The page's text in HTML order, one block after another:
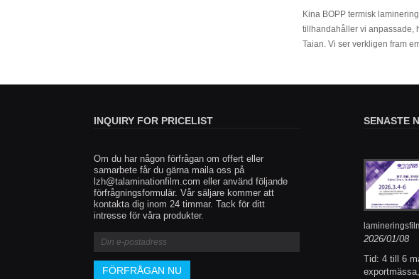
Kina BOPP termisk
tillhandahåller vi anpassade,
Taian. Vi ser verkligen fram
INQUIRY FOR PRICELIST
Om du har någon förfrågan om offert eller
samarbete får du gärna maila oss på
lzh@talaminationfilm.com eller använd följande
förfrågningsformulär. Vår säljare kommer att
kontakta dig inom 24 timmar. Tack för ditt
intresse för våra produkter.
SENASTE
Lås upp nya användningar för Nylon
Thermal Lamination Film och öppna upp
nya affärsområden
2025/03/24
lamineringsfilmindustri i mer än tio år, ständigt forskning
och utveckling av nya material inom den termiska
lamineringsfilmindustrin, hittills utvecklade BOPP, PET,
2026/01/08
Tid: 4 till 6